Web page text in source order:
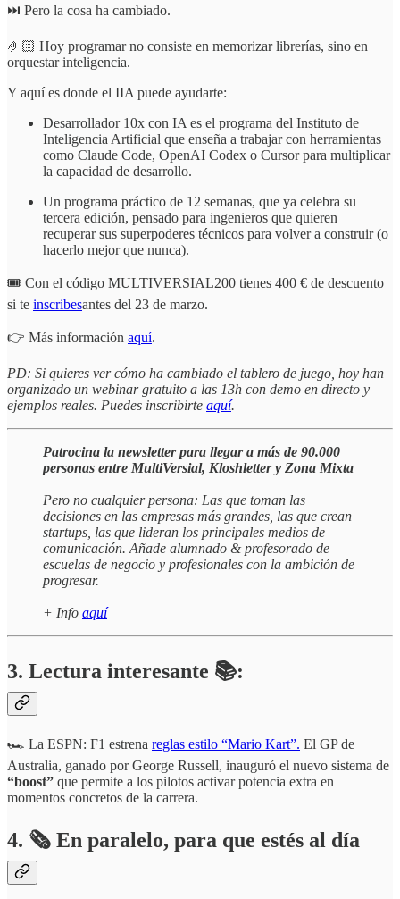
⏭️ Pero la cosa ha cambiado.
🤌🏻 Hoy programar no consiste en memorizar librerías, sino en
orquestar inteligencia.
Y aquí es donde el IIA puede ayudarte:
Desarrollador 10x con IA es el programa del Instituto de
Inteligencia Artificial que enseña a trabajar con herramientas
como Claude Code, OpenAI Codex o Cursor para multiplicar
la capacidad de desarrollo.
Un programa práctico de 12 semanas, que ya celebra su
tercera edición, pensado para ingenieros que quieren
recuperar sus superpoderes técnicos para volver a construir (o
hacerlo mejor que nunca).
🎟️ Con el código MULTIVERSIAL200 tienes 400 € de descuento
si te inscribesantes del 23 de marzo.
👉 Más información aquí.
PD: Si quieres ver cómo ha cambiado el tablero de juego, hoy han
organizado un webinar gratuito a las 13h con demo en directo y
ejemplos reales. Puedes inscribirte aquí.
Patrocina la newsletter para llegar a más de 90.000
personas entre MultiVersial, Kloshletter y Zona Mixta
Pero no cualquier persona: Las que toman las
decisiones en las empresas más grandes, las que crean
startups, las que lideran los principales medios de
comunicación. Añade alumnado & profesorado de
escuelas de negocio y profesionales con la ambición de
progresar.
+ Info aquí
3. Lectura interesante 📚:
🏎️ La ESPN: F1 estrena reglas estilo “Mario Kart”. El GP de
Australia, ganado por George Russell, inauguró el nuevo sistema de
“boost” que permite a los pilotos activar potencia extra en
momentos concretos de la carrera.
4. 🗞️ En paralelo, para que estés al día